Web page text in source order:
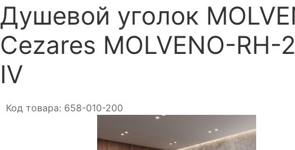
Душевой уголок
Cezares MOLVENO-
IV
Код товара: 658-010-200